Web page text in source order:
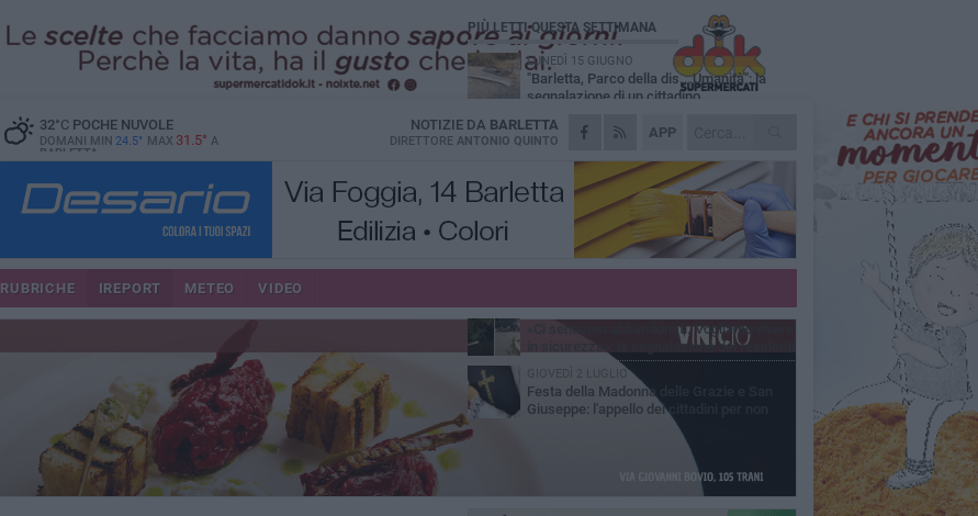
32°CPOCHE NUVOLE
DOMANI MIN 24.5° MAX 31.5° A
BARLETTA
APP
NOTIZIE DA BARLETTA
DIRETTORE ANTONIO QUINTO
RUBRICHE IREPORT METEO VIDEO
PIÙ LETTI QUESTA SETTIMANA
LUNEDÌ 15 GIUGNO
"Barletta, Parco della dis...Umanità": la
segnalazione di un cittadino
DOMENICA 28 GIUGNO
Allarme blatte, la denuncia di una residente
di via Romagnosi
GIOVEDÌ 9 LUGLIO
Festa patronale, segnalazione di un
cittadino sull'area delle giostre: «Servono
più controlli»
MERCOLEDÌ 22 LUGLIO
Area cani in zona 167, la segnalazione di
MARTEDÌ 16 GIUGNO
«Ci sentiamo abbandonati. Vogliamo vivere
in sicurezza»: la segnalazione dei residenti
in Via Lattanzio
GIOVEDÌ 2 LUGLIO
Festa della Madonna delle Grazie e San
Giuseppe: l'appello dei cittadini per non
perdere una tradizione identitaria